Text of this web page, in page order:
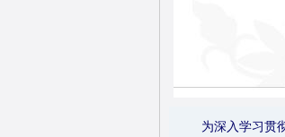
为深入学习贯